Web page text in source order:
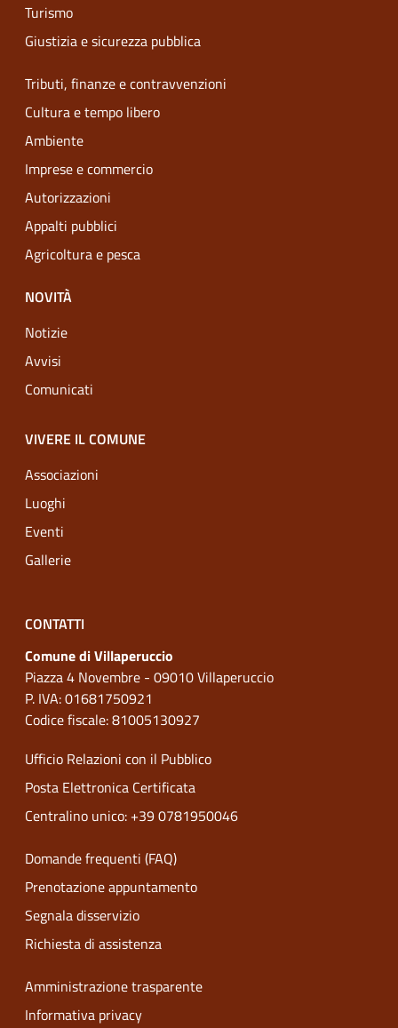
Turismo
Giustizia e sicurezza pubblica
Tributi, finanze e contravvenzioni
Cultura e tempo libero
Ambiente
Imprese e commercio
Autorizzazioni
Appalti pubblici
Agricoltura e pesca
NOVITÀ
Notizie
Avvisi
Comunicati
VIVERE IL COMUNE
Associazioni
Luoghi
Eventi
Gallerie
CONTATTI
Comune di Villaperuccio
Piazza 4 Novembre - 09010 Villaperuccio
P. IVA: 01681750921
Codice fiscale: 81005130927
Ufficio Relazioni con il Pubblico
Posta Elettronica Certificata
Centralino unico: +39 0781950046
Domande frequenti (FAQ)
Prenotazione appuntamento
Segnala disservizio
Richiesta di assistenza
Amministrazione trasparente
Informativa privacy